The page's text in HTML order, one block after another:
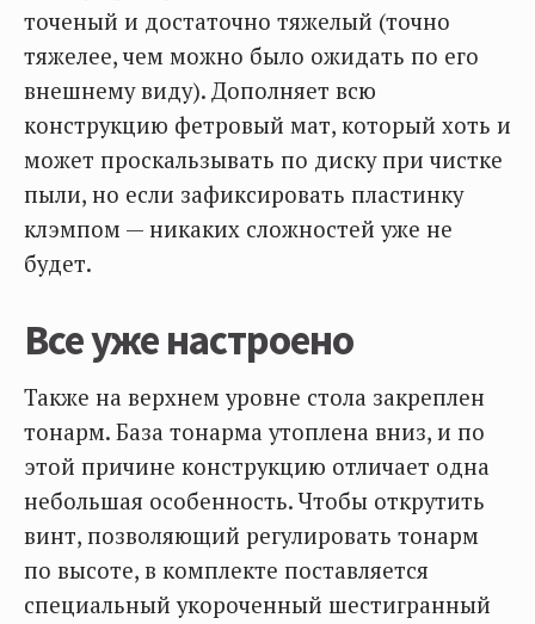
точеный и достаточно тяжелый (точно
тяжелее, чем можно было ожидать по его
внешнему виду). Дополняет всю
конструкцию фетровый мат, который хоть и
может проскальзывать по диску при чистке
пыли, но если зафиксировать пластинку
клэмпом — никаких сложностей уже не
будет.
Все уже настроено
Также на верхнем уровне стола закреплен
тонарм. База тонарма утоплена вниз, и по
этой причине конструкцию отличает одна
небольшая особенность. Чтобы открутить
винт, позволяющий регулировать тонарм
по высоте, в комплекте поставляется
специальный укороченный шестигранный